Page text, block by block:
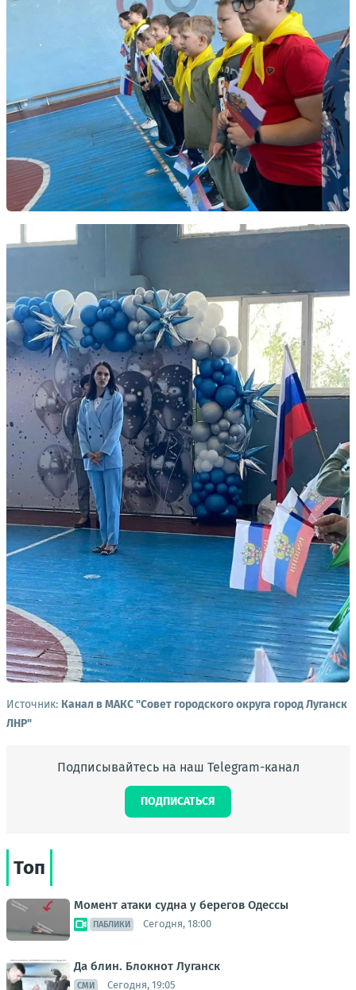
Источник: Канал в МАКС "Совет городского округа город Луганск
ЛНР"
Подписывайтесь на наш Telegram-канал
ПОДПИСАТЬСЯ
Топ
Момент атаки судна у берегов Одессы
ПАБЛИКИ Сегодня, 18:00
Да блин. Блокнот Луганск
СМИ Сегодня, 19:05